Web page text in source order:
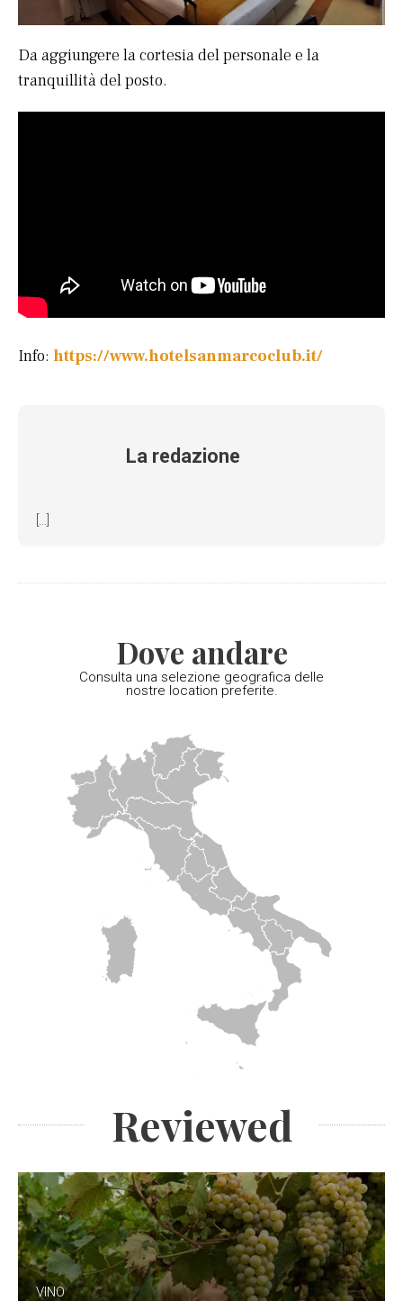
Da aggiungere la cortesia del personale e la
tranquillità del posto.
Info: https://www.hotelsanmarcoclub.it/
La redazione
[...]
Dove andare
Consulta una selezione geografica delle
nostre location preferite.
Reviewed
VINO